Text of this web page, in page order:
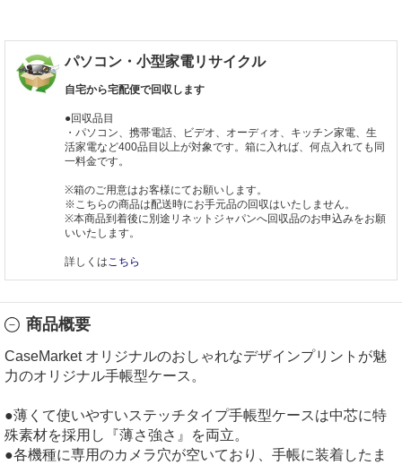
パソコン・小型家電リサイクル
自宅から宅配便で回収します
●回収品目
・パソコン、携帯電話、ビデオ、オーディオ、キッチン家電、生
活家電など400品目以上が対象です。箱に入れば、何点入れても同
一料金です。
※箱のご用意はお客様にてお願いします。
※こちらの商品は配送時にお手元品の回収はいたしません。
※本商品到着後に別途リネットジャパンへ回収品のお申込みをお願
いいたします。
詳しくはこちら
商品概要
CaseMarket オリジナルのおしゃれなデザインプリントが魅
力のオリジナル手帳型ケース。
●薄くて使いやすいステッチタイプ手帳型ケースは中芯に特
殊素材を採用し『薄さ強さ』を両立。
●各機種に専用のカメラ穴が空いており、手帳に装着したま